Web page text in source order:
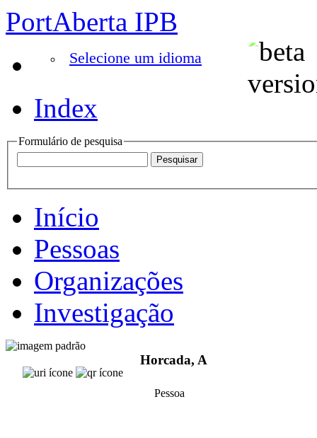
PortAberta IPB
Selecione um idioma
Index
Formulário de pesquisa
Início
Pessoas
Organizações
Investigação
Horcada, A
Pessoa